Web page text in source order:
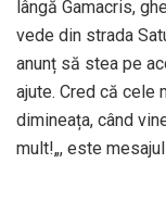
lângă Gamacris,
vede din strada
anunț să stea pe
ajute. Cred că cele
dimineața, când
mult!„, este